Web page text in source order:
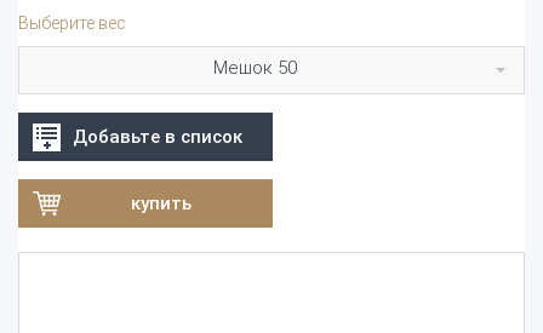
Выберите вес
Мешок 50
Добавьте в список
купить